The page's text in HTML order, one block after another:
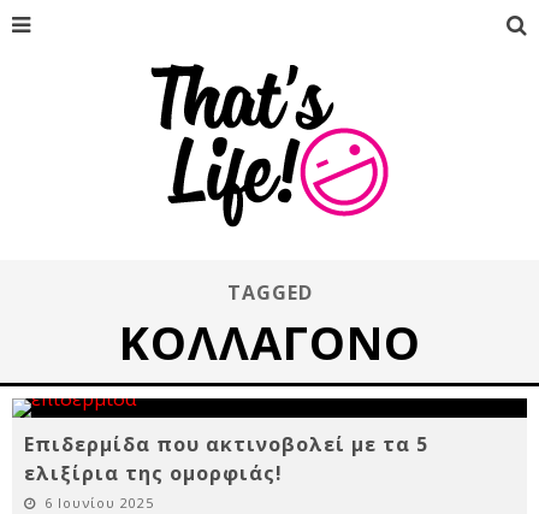
TAGGED
ΚΟΛΛΑΓΌΝΟ
Επιδερμίδα που ακτινοβολεί με τα 5
ελιξίρια της ομορφιάς!
6 Ιουνίου 2025